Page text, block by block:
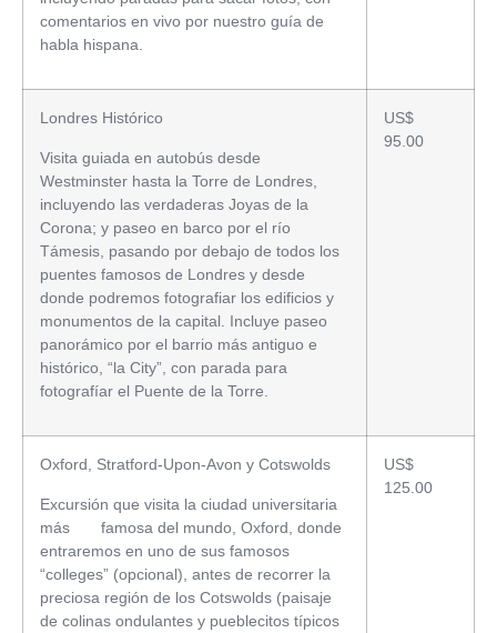
comentarios en vivo por nuestro guía de
habla hispana.
Londres Histórico
Visita guiada en autobús desde
Westminster hasta la Torre de Londres,
incluyendo las verdaderas Joyas de la
Corona; y paseo en barco por el río
Támesis, pasando por debajo de todos los
puentes famosos de Londres y desde
donde podremos fotografiar los edificios y
monumentos de la capital. Incluye paseo
panorámico por el barrio más antiguo e
histórico, “la City”, con parada para
fotografíar el Puente de la Torre.
US$
95.00
Oxford, Stratford-Upon-Avon y Cotswolds
Excursión que visita la ciudad universitaria
más famosa del mundo, Oxford, donde
entraremos en uno de sus famosos
“colleges” (opcional), antes de recorrer la
preciosa región de los Cotswolds (paisaje
de colinas ondulantes y pueblecitos típicos
US$
125.00